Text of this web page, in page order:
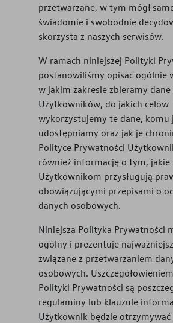
przetwarzane, w tym mógł
świadomie i swobodnie
skorzysta z naszych serwisów.
W ramach niniejszej Polityki
postanowiliśmy opisać ogólnie
w jakim zakresie zbieramy
Użytkowników, do jakich celów
wykorzystujemy te dane, komu
udostępniamy oraz jak je
Polityce Prywatności
również informację o tym, jakie
Użytkownikom przysługują
obowiązującymi przepisami o
danych osobowych.
Niniejsza Polityka Prywatności
ogólny i prezentuje
związane z przetwarzaniem
osobowych.
Polityki Prywatności są
regulaminy lub klauzule
Użytkownik będzie